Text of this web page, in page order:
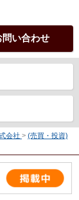
問い合わせ
会社 > (売買・投資)